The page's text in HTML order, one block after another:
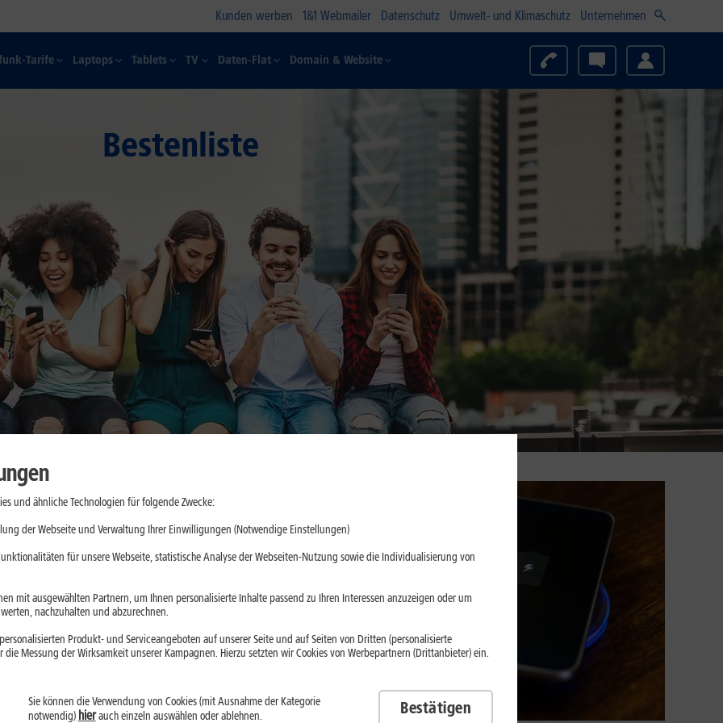
Kunden werben 1&1 Webmailer Datenschutz Umwelt- und Klimaschutz Unternehmen
Tarife Laptops Tablets TV Daten-Flat Domain & Website
Bestenliste
im Alltag
2026 gefragter
lange
und
und ähnliche Technologien für folgende Zwecke:
der Webseite und Verwaltung Ihrer Einwilligungen (Notwendige Einstellungen)
für unsere Webseite, statistische Analyse der Webseiten-Nutzung sowie die Individualisierung von
mit ausgewählten Partnern, um Ihnen personalisierte Inhalte passend zu Ihren Interessen anzuzeigen oder um
nachzuhalten und abzurechnen.
Produkt- und Serviceangeboten auf unserer Seite und auf Seiten von Dritten (personalisierte
Messung der Wirksamkeit unserer Kampagnen. Hierzu setzten wir Cookies von Werbepartnern (Drittanbieter) ein.
Sie können die Verwendung von Cookies (mit Ausnahme der Kategorie
notwendig) hierauch einzeln auswählen oder ablehnen. Bestätigen